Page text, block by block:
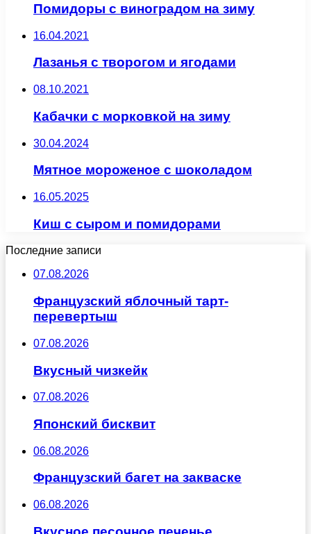
Помидоры с виноградом на зиму
16.04.2021
Лазанья с творогом и ягодами
08.10.2021
Кабачки с морковкой на зиму
30.04.2024
Мятное мороженое с шоколадом
16.05.2025
Киш с сыром и помидорами
Последние записи
07.08.2026
Французский яблочный тарт-
перевертыш
07.08.2026
Вкусный чизкейк
07.08.2026
Японский бисквит
06.08.2026
Французский багет на закваске
06.08.2026